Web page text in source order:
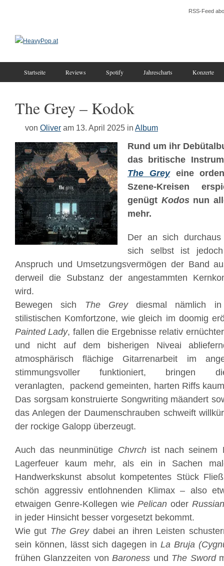
RSS-Feed
Startseite Reviews Spotify Jahrescharts Konzerte
The Grey – Kodok
von Oliver am 13. April 2025 in Album
Rund um ihr
das britische
The Greyeine
Szene-Kreisen
genügt Kodosnun
mehr.
Der an sich
sich selbst ist
Anspruch und Umsetzungsvermögen der Band
derweil die Substanz der angestammten
wird.
Bewegen sich The Greydiesmal nämlich in
stilistischen Komfortzone, wie gleich im doomig
Painted Lady, fallen die Ergebnisse relativ
und nicht auf dem bisherigen Niveai
atmosphärisch flächige Gitarrenarbeit im
stimmungsvoller funktioniert, bringen
veranlagten, packend gemeinten, harten Riffs
Das sorgsam konstruierte Songwriting mäandert
das Anlegen der Daumenschrauben schweift
der rockige Galopp überzeugt.
Auch das neunminütige Chvrchist nach seinem
Lagerfeuer kaum mehr, als ein in Sachen
Handwerkskunst absolut kompetentes Stück
schön aggressiv entlohnenden Klimax – also
etwaigen Genre-Kollegen wiePelican oder
in jeder Hinsicht besser vorgesetzt bekommt.
Wie gut The Greydabei an ihren Leisten
sein können, lässt sich dagegen in La Bruja
frühen Glanzzeiten vonBaroness und The Sword